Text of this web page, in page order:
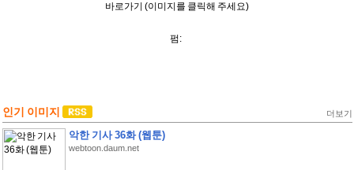
바로가기 (이미지를 클릭해 주세요)
펌:
인기 이미지 더보기
악한 기사 36화 (웹툰)
webtoon.daum.net